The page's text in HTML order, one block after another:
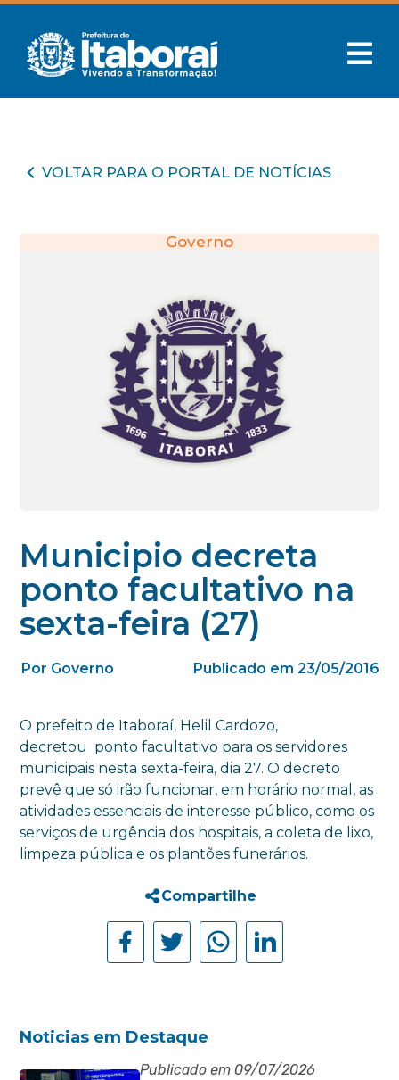
VOLTAR PARA O PORTAL DE NOTÍCIAS
Governo
Municipio decreta
ponto facultativo na
sexta-feira (27)
Por Governo Publicado em 23/05/2016
O prefeito de Itaboraí, Helil Cardozo,
decretou ponto facultativo para os servidores
municipais nesta sexta-feira, dia 27. O decreto
prevê que só irão funcionar, em horário normal, as
atividades essenciais de interesse público, como os
serviços de urgência dos hospitais, a coleta de lixo,
limpeza pública e os plantões funerários.
Compartilhe
Noticias em Destaque
Publicado em 09/07/2026